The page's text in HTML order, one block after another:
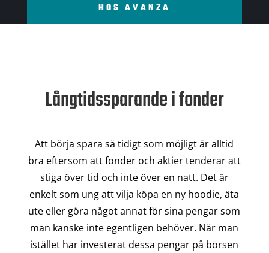
HOS AVANZA
Långtidssparande i fonder
Att börja spara så tidigt som möjligt är alltid
bra eftersom att fonder och aktier tenderar att
stiga över tid och inte över en natt. Det är
enkelt som ung att vilja köpa en ny hoodie, äta
ute eller göra något annat för sina pengar som
man kanske inte egentligen behöver. När man
istället har investerat dessa pengar på börsen